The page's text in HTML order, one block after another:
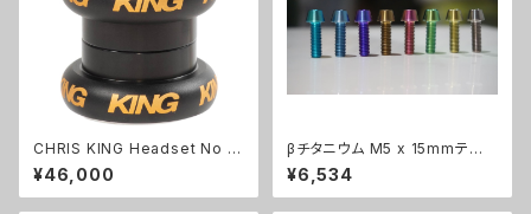
CHRIS KING Headset No T
hread Set 1-1/8、1-1/2 mat
black gold
¥46,000
βチタニウム M5 x 15mmテー
パーボルト "４本セット特別価
格"
¥6,534